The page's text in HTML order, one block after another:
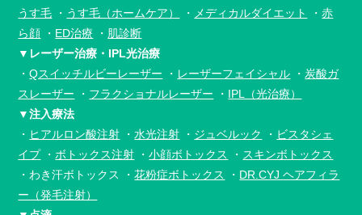
うす毛 ・ うす毛（ホームケア） ・ メディカルダイエット ・赤
ら顔 ・ ED治療 ・ 肌診断
▼レーザー治療・IPL光治療
・Qスイッチルビーレーザー ・ レーザーフェイシャル ・ 炭酸ガ
スレーザー ・ フラクショナルレーザー ・ IPL（光治療）
▼注入療法
・ ヒアルロン酸注射 ・水光注射 ・ ジュベルック ・ ビスタシェ
イプ・ ボトックス注射 ・小顔ボトックス ・ スキンボトックス
・わき汗ボトックス
・花粉症ボトックス ・ DR.CYJ ヘアフィラ
ー（発毛注射）